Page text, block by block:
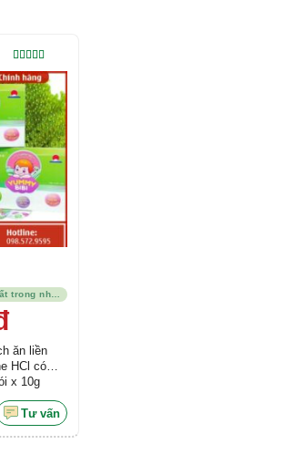
Được xếp
hạng5.00
sao
ăn liền
HCl có
hàm lượng
nho có
x 10g
Tư vấn